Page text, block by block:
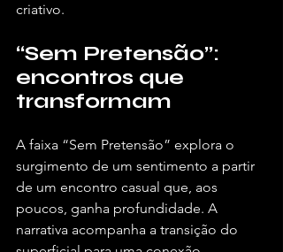
criativo.
“Sem Pretensão”:
encontros que
transformam
A faixa “Sem Pretensão” explora o
surgimento de um sentimento a partir
de um encontro casual que, aos
poucos, ganha profundidade. A
narrativa acompanha a transição do